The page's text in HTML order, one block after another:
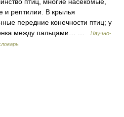
и рептилии. В крылья
передние конечности птиц; у
между пальцами… …
Научно-